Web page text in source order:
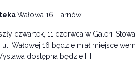
Wałowa 16, Tarnów
czwartek, 11 czerwca w Galerii
Wałowej 16 będzie miał miejsce
dostępna będzie […]